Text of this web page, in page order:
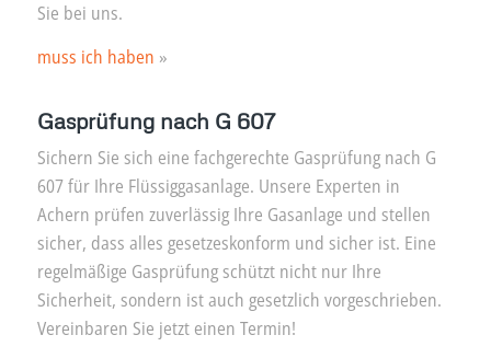
Sie bei uns.
muss ich haben »
Gasprüfung nach G 607
Sichern Sie sich eine fachgerechte Gasprüfung nach G
607 für Ihre Flüssiggasanlage. Unsere Experten in
Achern prüfen zuverlässig Ihre Gasanlage und stellen
sicher, dass alles gesetzeskonform und sicher ist. Eine
regelmäßige Gasprüfung schützt nicht nur Ihre
Sicherheit, sondern ist auch gesetzlich vorgeschrieben.
Vereinbaren Sie jetzt einen Termin!